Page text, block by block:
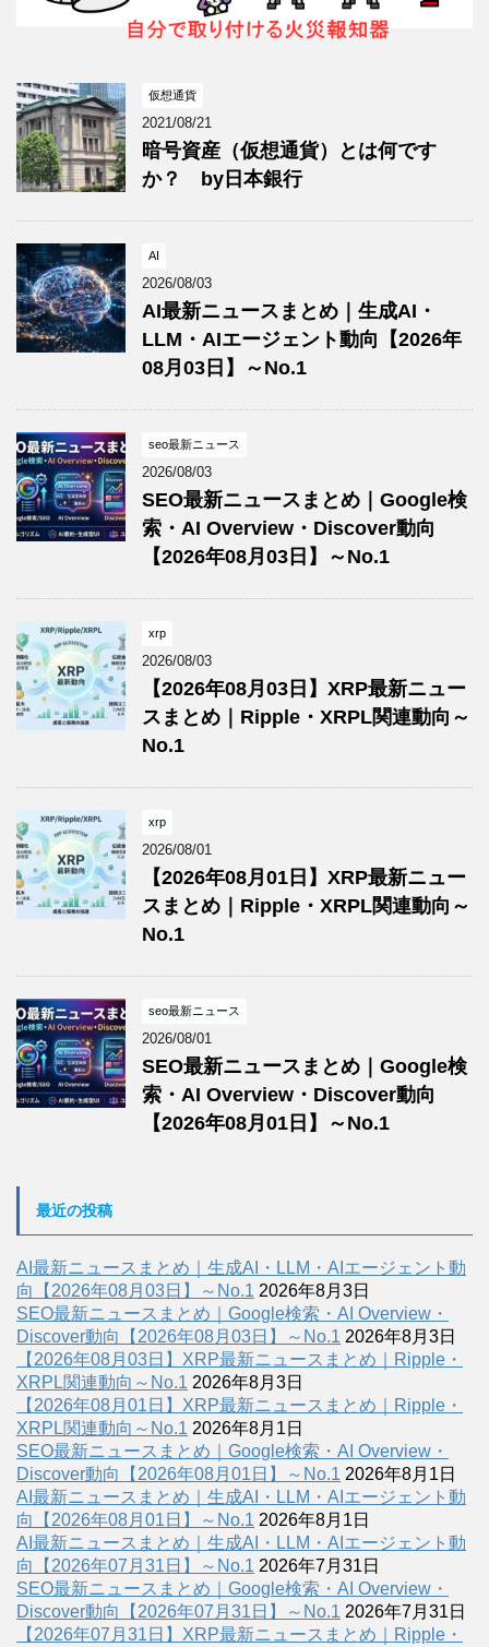
仮想通貨
2021/08/21
暗号資産（仮想通貨）とは何です
か？ by日本銀行
AI
2026/08/03
AI最新ニュースまとめ｜生成AI・
LLM・AIエージェント動向【2026年
08月03日】～No.1
seo最新ニュース
2026/08/03
SEO最新ニュースまとめ｜Google検
索・AI Overview・Discover動向
【2026年08月03日】～No.1
xrp
2026/08/03
【2026年08月03日】XRP最新ニュー
スまとめ｜Ripple・XRPL関連動向～
No.1
xrp
2026/08/01
【2026年08月01日】XRP最新ニュー
スまとめ｜Ripple・XRPL関連動向～
No.1
seo最新ニュース
2026/08/01
SEO最新ニュースまとめ｜Google検
索・AI Overview・Discover動向
【2026年08月01日】～No.1
最近の投稿
AI最新ニュースまとめ｜生成AI・LLM・AIエージェント動
向【2026年08月03日】～No.1 2026年8月3日
SEO最新ニュースまとめ｜Google検索・AI Overview・
Discover動向【2026年08月03日】～No.1 2026年8月3日
【2026年08月03日】XRP最新ニュースまとめ｜Ripple・
XRPL関連動向～No.1 2026年8月3日
【2026年08月01日】XRP最新ニュースまとめ｜Ripple・
XRPL関連動向～No.1 2026年8月1日
SEO最新ニュースまとめ｜Google検索・AI Overview・
Discover動向【2026年08月01日】～No.1 2026年8月1日
AI最新ニュースまとめ｜生成AI・LLM・AIエージェント動
向【2026年08月01日】～No.1 2026年8月1日
AI最新ニュースまとめ｜生成AI・LLM・AIエージェント動
向【2026年07月31日】～No.1 2026年7月31日
SEO最新ニュースまとめ｜Google検索・AI Overview・
Discover動向【2026年07月31日】～No.1 2026年7月31日
【2026年07月31日】XRP最新ニュースまとめ｜Ripple・